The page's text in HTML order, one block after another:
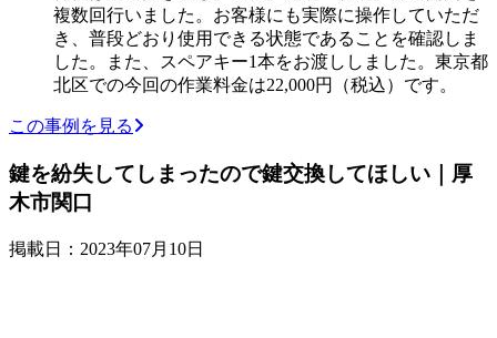
複数回行いました。お客様にも実際に操作していただ
き、普段どおり使用できる状態であることを確認しま
した。また、スペアキー1本をお渡ししました。東京都
北区での今回の作業料金は22,000円（税込）です。
この事例を見る
鍵を紛失してしまったので鍵交換してほしい｜厚
木市関口
掲載日：2023年07月10日